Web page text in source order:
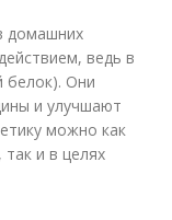
домашних
ведь в
белок). Они
и улучшают
можно как
и в целях